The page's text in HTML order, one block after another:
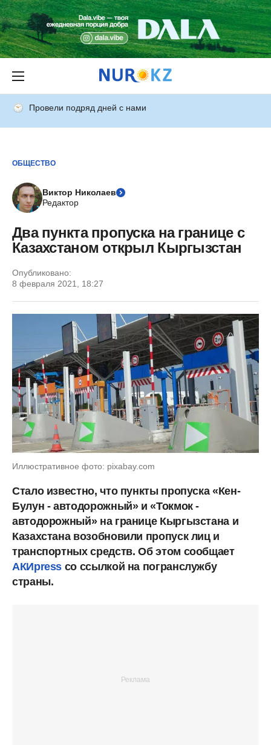
Провели подряд дней с нами
ОБЩЕСТВО
Виктор Николаев
Редактор
Два пункта пропуска на границе с
Казахстаном открыл Кыргызстан
Опубликовано:
8 февраля 2021, 18:27
Иллюстративное фото: pixabay.com
Стало известно, что пункты пропуска «Кен-
Булун - автодорожный» и «Токмок -
автодорожный» на границе Кыргызстана и
Казахстана возобновили пропуск лиц и
транспортных средств. Об этом сообщает
АКИpress со ссылкой на погранслужбу
страны.